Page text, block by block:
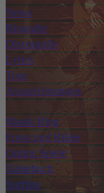
News
Biografie
Discografie
Lyrics
Tour
Auszeichnungen
Musik Blog
Fotos und Bilder
Online Spiele
Gästebuch
Surftips